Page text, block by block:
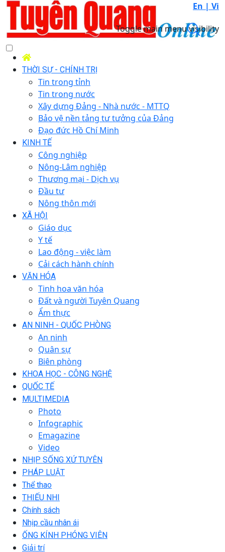
En | Vi
Toggle main menu visibility
THỜI SỰ - CHÍNH TRỊ
Tin trong tỉnh
Tin trong nước
Xây dựng Đảng - Nhà nước - MTTQ
Bảo vệ nền tảng tư tưởng của Đảng
Đạo đức Hồ Chí Minh
KINH TẾ
Công nghiệp
Nông-Lâm nghiệp
Thương mại - Dịch vụ
Đầu tư
Nông thôn mới
XÃ HỘI
Giáo dục
Y tế
Lao động - việc làm
Cải cách hành chính
VĂN HÓA
Tinh hoa văn hóa
Đất và người Tuyên Quang
Ẩm thực
AN NINH - QUỐC PHÒNG
An ninh
Quân sự
Biên phòng
KHOA HỌC - CÔNG NGHỆ
QUỐC TẾ
MULTIMEDIA
Photo
Infographic
Emagazine
Video
NHỊP SỐNG XỨ TUYÊN
PHÁP LUẬT
Thể thao
THIẾU NHI
Chính sách
Nhịp cầu nhân ái
ỐNG KÍNH PHÓNG VIÊN
Giải trí